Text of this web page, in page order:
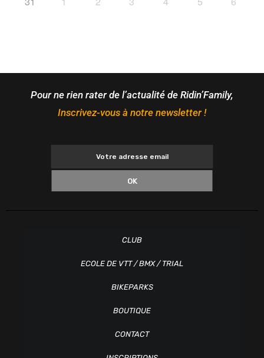
Pour ne rien rater de l’actualité de Ridin’Family,
Inscrivez-vous à notre newsletter !
OK
CLUB
ECOLE DE VTT / BMX / TRIAL
BIKEPARKS
BOUTIQUE
CONTACT